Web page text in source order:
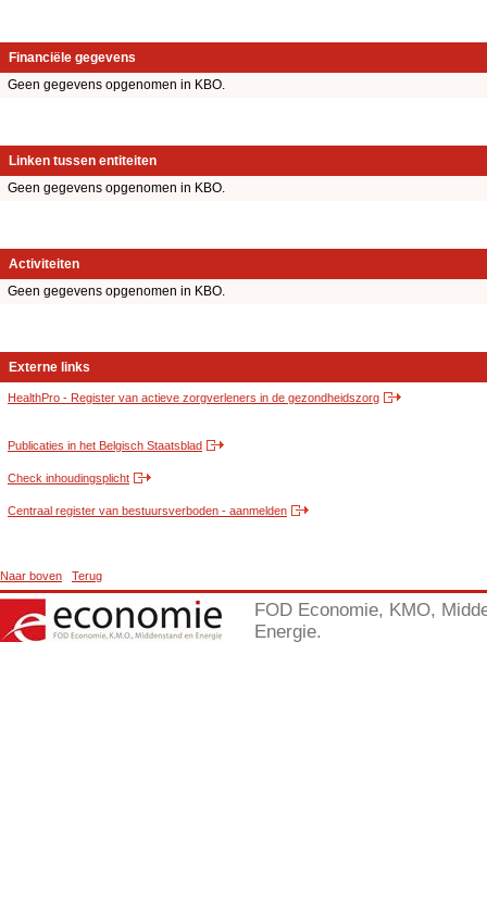
Financiële gegevens
Geen gegevens opgenomen in KBO.
Linken tussen entiteiten
Geen gegevens opgenomen in KBO.
Activiteiten
Geen gegevens opgenomen in KBO.
Externe links
HealthPro - Register van actieve zorgverleners in de gezondheidszorg
Publicaties in het Belgisch Staatsblad
Check inhoudingsplicht
Centraal register van bestuursverboden - aanmelden
Naar boven Terug
FOD Economie, KMO,
Energie.